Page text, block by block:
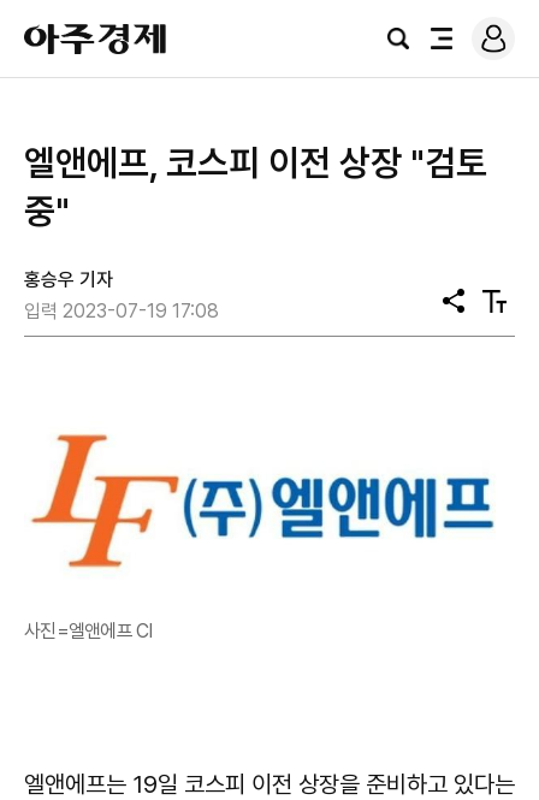
아
주
경
검
전
로
그
​엘앤에프, 코스피 이전 상장 "검토
중"
홍승우 기자
입력 2023-07-19 17:08
공
유
텍
스
사진=엘앤에프 CI
엘앤에프는 19일 코스피 이전 상장을 준비하고 있다는